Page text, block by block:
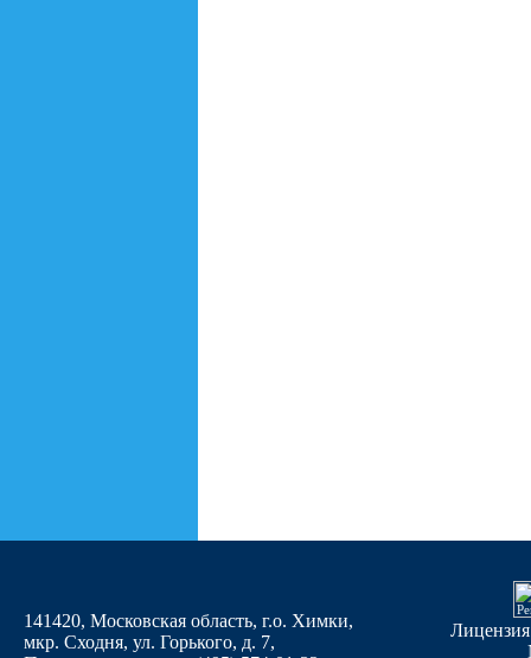
141420, Московская область, г.о. Химки,
мкр. Сходня, ул. Горького, д. 7,